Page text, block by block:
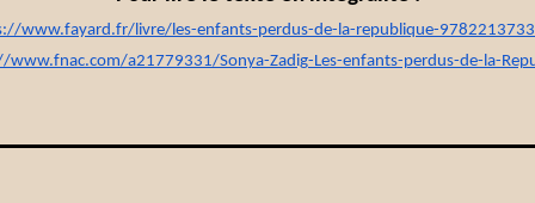
www.fayard.fr/livre/les-enfants-perdus-de-la-republique-
a21779331/Sonya-Zadig-Les-enfants-perdus-de-la-